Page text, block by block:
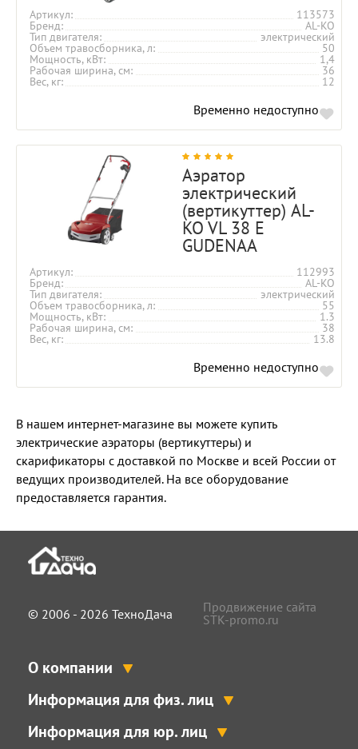
Артикул 113573
Бренд AL-KO
Тип двигателя электрический
Объем травосборника, л 50
Мощность, кВт 1,4
Рабочая ширина, см 36
Вес, кг 12
Временно недоступно
Аэратор
электрический
(вертикуттер) AL-
KO VL 38 E
GUDENAA
Артикул 112993
Бренд AL-KO
Тип двигателя электрический
Объем травосборника, л 55
Мощность, кВт 1.3
Рабочая ширина, см 38
Вес, кг 13.8
Временно недоступно
В нашем интернет-магазине вы можете купить
электрические аэраторы (вертикуттеры) и
скарификаторы с доставкой по Москве и всей России от
ведущих производителей. На все оборудование
предоставляется гарантия.
© 2006 - 2026 ТехноДача
Продвижение сайта
STK-promo.ru
О компании
Информация для физ. лиц
Информация для юр. лиц